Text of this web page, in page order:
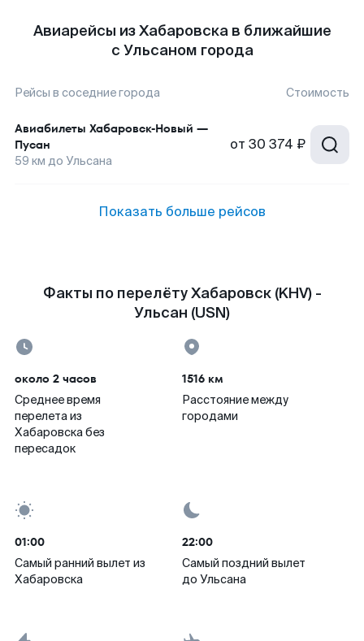
Авиарейсы из Хабаровска в ближайшие
с Ульсаном города
Рейсы в соседние города Стоимость
Авиабилеты Хабаровск-Новый —
Пусан
59 км до Ульсана
от 30 374 ₽
Показать больше рейсов
Факты по перелёту Хабаровск (KHV) -
Ульсан (USN)
около 2 часов
Среднее время
перелета из
Хабаровска без
пересадок
1516 км
Расстояние между
городами
01:00
Самый ранний вылет из
Хабаровска
22:00
Самый поздний вылет
до Ульсана